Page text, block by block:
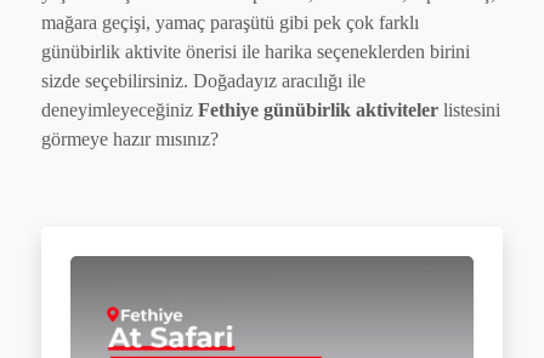
mağara geçişi, yamaç paraşütü gibi pek çok farklı
günübirlik aktivite önerisi ile harika seçeneklerden birini
sizde seçebilirsiniz. Doğadayız aracılığı ile
deneyimleyeceğinizFethiye günübirlik aktiviteler listesini
görmeye hazır mısınız?